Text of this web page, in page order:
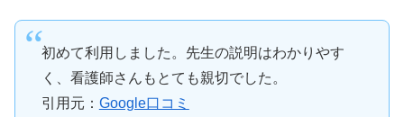
初めて利用しました。先生の説明はわかりやす
く、看護師さんもとても親切でした。
引用元： Google口コミ